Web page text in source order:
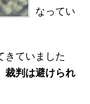
なってい
きていました
裁判は避けられ